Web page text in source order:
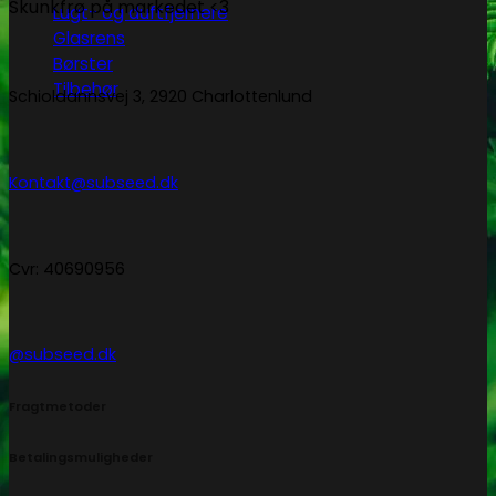
Lugt- og duftfjernere
Glasrens
Børster
Tilbehør
Skunkfrø på markedet <3
Schioldannsvej 3, 2920 Charlottenlund
Kontakt@subseed.dk
Cvr: 40690956
@subseed.dk